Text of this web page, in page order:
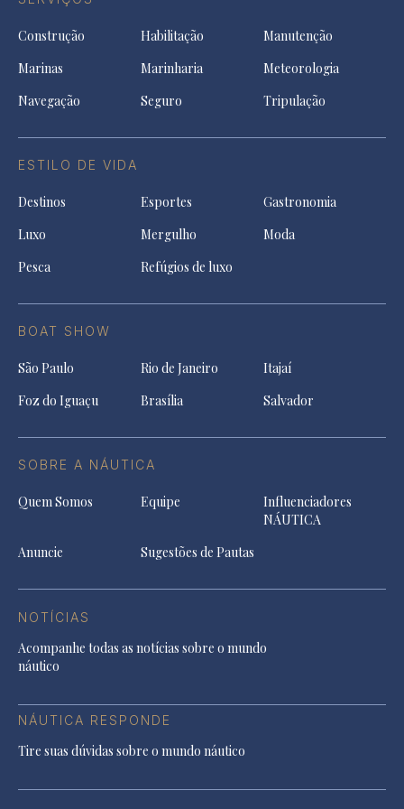
Construção Habilitação
Manutenção
Marinas
Marinharia
Meteorologia
Navegação
Seguro Tripulação
ESTILO DE VIDA
Destinos Esportes
Gastronomia
Luxo
Mergulho
Moda
Pesca
Refúgios de luxo
BOAT SHOW
São Paulo Rio de Janeiro
Itajaí
Foz do Iguaçu
Brasília Salvador
SOBRE A NÁUTICA
Quem Somos Equipe
Influenciadores
NÁUTICA
Anuncie
Sugestões de Pautas
NOTÍCIAS
Acompanhe todas as notícias sobre o mundo
náutico
NÁUTICA RESPONDE
Tire suas dúvidas sobre o mundo náutico